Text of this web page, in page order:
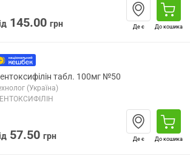
145.00 грн Де є До кошика
табл. 100мг №50
(Україна)
57.50 грн Де є До кошика